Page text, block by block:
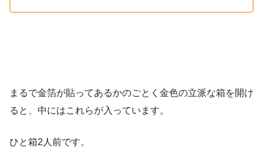
まるで金箔が貼ってあるかのごとく金色の立派な箱を開け
ると、中にはこれらが入っています。
ひと箱2人前です。